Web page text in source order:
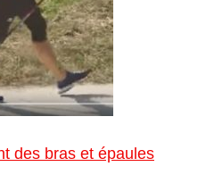
des bras et épaules